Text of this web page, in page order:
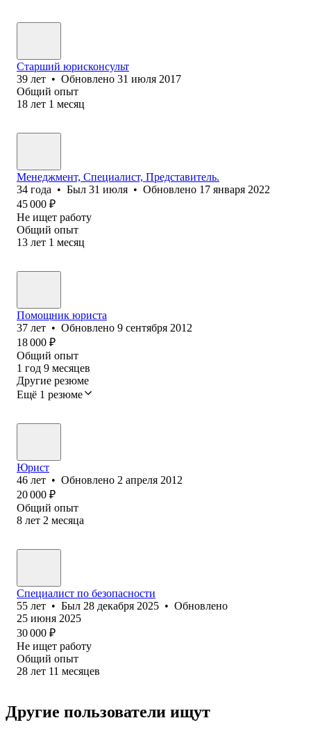
Старший юрисконсульт
39 лет • Обновлено 31 июля 2017
Общий опыт
18 лет 1 месяц
Менеджмент, Специалист, Представитель.
34 года • Был 31 июля • Обновлено 17 января 2022
45 000 ₽
Не ищет работу
Общий опыт
13 лет 1 месяц
Помощник юриста
37 лет • Обновлено 9 сентября 2012
18 000 ₽
Общий опыт
1 год 9 месяцев
Другие резюме
Ещё 1 резюме
Юрист
46 лет • Обновлено 2 апреля 2012
20 000 ₽
Общий опыт
8 лет 2 месяца
Специалист по безопасности
55 лет • Был 28 декабря 2025 • Обновлено
25 июня 2025
30 000 ₽
Не ищет работу
Общий опыт
28 лет 11 месяцев
Другие пользователи ищут